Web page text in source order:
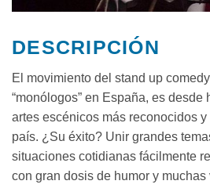
DESCRIPCIÓN
El movimiento del stand up
“monólogos” en España, es desde
artes escénicos más reconocidos
país. ¿Su éxito? Unir grandes
situaciones cotidianas fácilmente
con gran dosis de humor y